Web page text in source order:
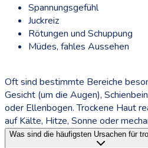
Spannungsgefühl
Juckreiz
Rötungen und Schuppung
Müdes, fahles Aussehen
Oft sind bestimmte Bereiche
Gesicht (um die Augen),
oder Ellenbogen. Trockene Haut
auf Kälte, Hitze, Sonne oder
Was sind die häufigsten Ursachen für